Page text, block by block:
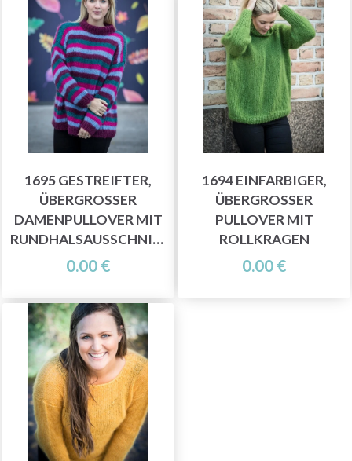
1695 GESTREIFTER,
ÜBERGROSSER D
AMENPULLOVER MIT R
UNDHALSAUSSCHNITT
0.00 €
1694 EINFARBIGER,
ÜBERGROSSER P
ULLOVER MIT R
OLLKRAGEN
0.00 €